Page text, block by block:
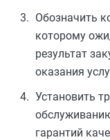
Обозначить
которому
результат
оказания
Установить
гарантий